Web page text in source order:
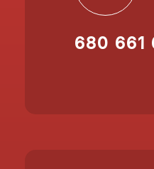
680 661